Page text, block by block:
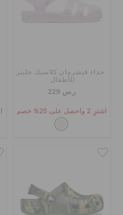
حالة الطلبية
الطلبيات المرتجعة
خدمة العملاء
حذاء فيشرمان كلاسيك جليتر
للأطفال
ر.س 229
اشترِ 2 واحصل على 25% خصم